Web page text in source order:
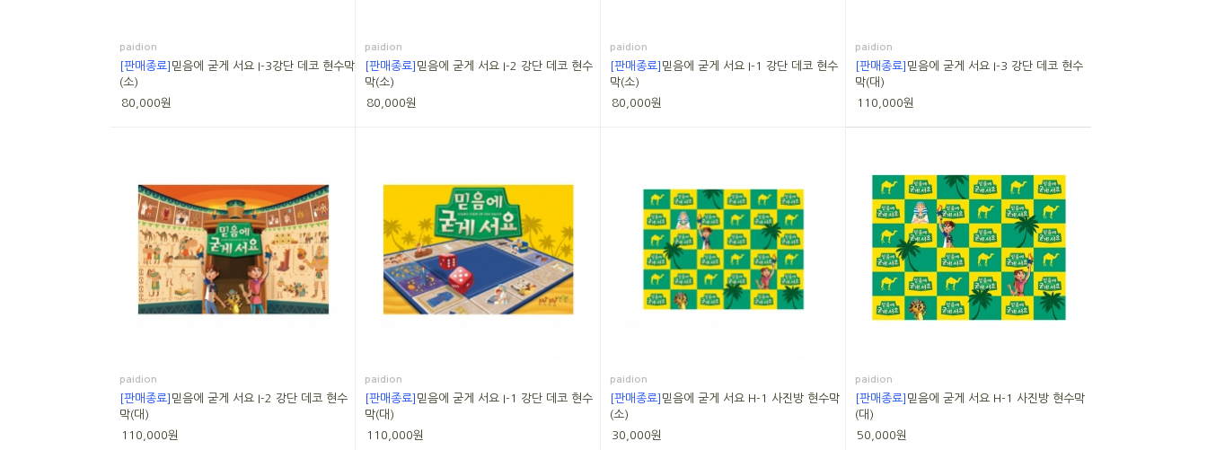
paidion
[판매종료] 믿음에 굳게 서요 I-3강단 데코 현수막
(소)
80,000원
paidion
[판매종료] 믿음에 굳게 서요 I-2 강단 데코 현수
막(소)
80,000원
paidion
[판매종료] 믿음에 굳게 서요 I-1 강단 데코 현수
막(소)
80,000원
paidion
[판매종료] 믿음에 굳게 서요 I-3 강단 데코 현수
막(대)
110,000원
paidion
[판매종료] 믿음에 굳게 서요 I-2 강단 데코 현수
막(대)
110,000원
paidion
[판매종료] 믿음에 굳게 서요 I-1 강단 데코 현수
막(대)
110,000원
paidion
[판매종료] 믿음에 굳게 서요 H-1 사진방 현수막
(소)
30,000원
paidion
[판매종료] 믿음에 굳게 서요 H-1 사진방 현수막
(대)
50,000원